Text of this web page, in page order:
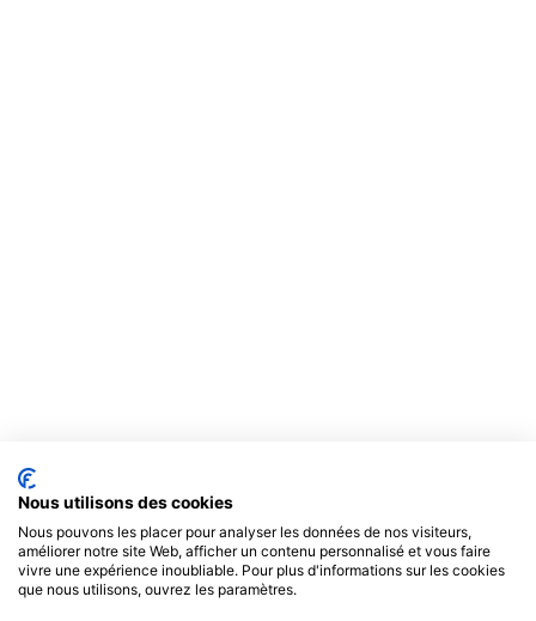
Nous utilisons des cookies
Nous pouvons les placer pour analyser les données de nos visiteurs,
améliorer notre site Web, afficher un contenu personnalisé et vous faire
vivre une expérience inoubliable. Pour plus d'informations sur les cookies
que nous utilisons, ouvrez les paramètres.